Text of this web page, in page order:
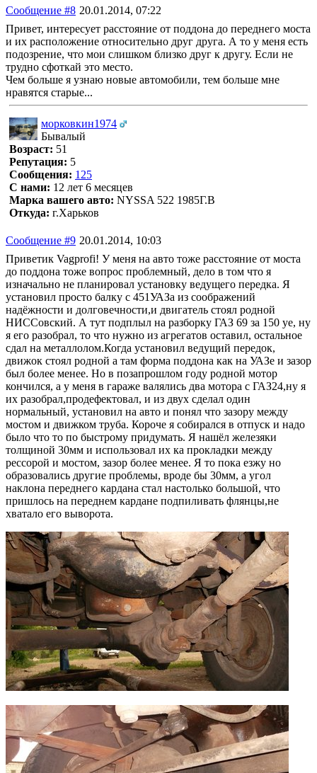
Сообщение #8 20.01.2014, 07:22
Привет, интересует расстояние от поддона до переднего моста
и их расположение относительно друг друга. А то у меня есть
подозрение, что мои слишком близко друг к другу. Если не
трудно сфоткай это место.
Чем больше я узнаю новые автомобили, тем больше мне
нравятся старые...
морковкин1974
Бывалый
Возраст: 51
Репутация: 5
Сообщения: 125
С нами: 12 лет 6 месяцев
Марка вашего авто: NYSSA 522 1985Г.В
Откуда: г.Харьков
Сообщение #9 20.01.2014, 10:03
Приветик Vagprofi! У меня на авто тоже расстояние от моста
до поддона тоже вопрос проблемный, дело в том что я
изначально не планировал установку ведущего передка. Я
установил просто балку с 451УАЗа из соображений
надёжности и долговечности,и двигатель стоял родной
НИССовский. А тут подплыл на разборку ГАЗ 69 за 150 уе, ну
я его разобрал, то что нужно из агрегатов оставил, остальное
сдал на металлолом.Когда установил ведущий передок,
движок стоял родной а там форма поддона как на УАЗе и зазор
был более менее. Но в позапрошлом году родной мотор
кончился, а у меня в гараже валялись два мотора с ГАЗ24,ну я
их разобрал,продефектовал, и из двух сделал один
нормальный, установил на авто и понял что зазору между
мостом и движком труба. Короче я собирался в отпуск и надо
было что то по быстрому придумать. Я нашёл железяки
толщиной 30мм и использовал их ка прокладки между
рессорой и мостом, зазор более менее. Я то пока езжу но
образовались другие проблемы, вроде бы 30мм, а угол
наклона переднего кардана стал настолько большой, что
пришлось на переднем кардане подпиливать флянцы,не
хватало его выворота.